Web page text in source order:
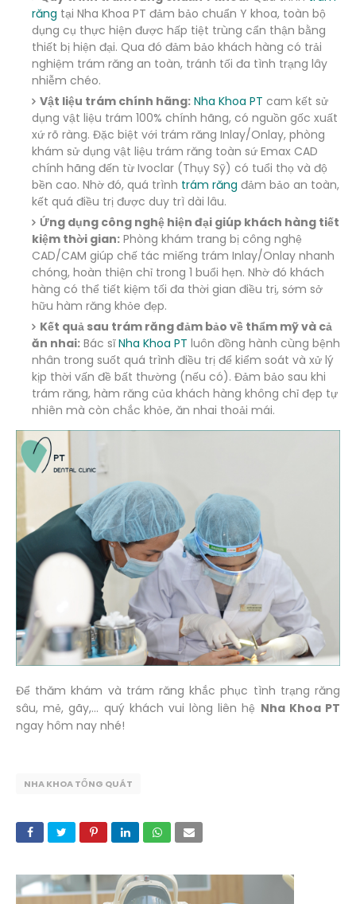
răng tại Nha Khoa PT đảm bảo chuẩn Y khoa, toàn bộ
dụng cụ thực hiện được hấp tiệt trùng cẩn thận bằng
thiết bị hiện đại. Qua đó đảm bảo khách hàng có trải
nghiệm trám răng an toàn, tránh tối đa tình trạng lây
nhiễm chéo.
Vật liệu trám chính hãng: Nha Khoa PT cam kết sử
dụng vật liệu trám 100% chính hãng, có nguồn gốc xuất
xứ rõ ràng. Đặc biệt với trám răng Inlay/Onlay, phòng
khám sử dụng vật liệu trám răng toàn sứ Emax CAD
chính hãng đến từ Ivoclar (Thụy Sỹ) có tuổi thọ và độ
bền cao. Nhờ đó, quá trình trám răng đảm bảo an toàn,
kết quá điều trị được duy trì dài lâu.
Ứng dụng công nghệ hiện đại giúp khách hàng tiết
kiệm thời gian: Phòng khám trang bị công nghệ
CAD/CAM giúp chế tác miếng trám Inlay/Onlay nhanh
chóng, hoàn thiện chỉ trong 1 buổi hẹn. Nhờ đó khách
hàng có thể tiết kiệm tối đa thời gian điều trị, sớm sở
hữu hàm răng khỏe đẹp.
Kết quả sau trám răng đảm bảo về thẩm mỹ và cả
ăn nhai: Bác sĩNha Khoa PT luôn đồng hành cùng bệnh
nhân trong suốt quá trình điều trị để kiểm soát và xử lý
kịp thời vấn đề bất thường (nếu có). Đảm bảo sau khi
trám răng, hàm răng của khách hàng không chỉ đẹp tự
nhiên mà còn chắc khỏe, ăn nhai thoải mái.
Để thăm khám và trám răng khắc phục tình trạng răng
sâu, mẻ, gãy,… quý khách vui lòng liên hệ Nha Khoa PT
ngay hôm nay nhé!
NHA KHOA TỔNG QUÁT